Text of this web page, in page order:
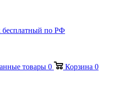
бесплатный по РФ
товары 0 Корзина 0